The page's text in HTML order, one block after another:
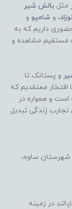
مثل بالش شیر
، و شامپو و
داریم که به
مستقیم مشاهده و
و پستانک تا
افتخار معتقدیم که
است و همواره در
تجارب زندگی تبدیل
شهرستان ساوه،
در زمینه